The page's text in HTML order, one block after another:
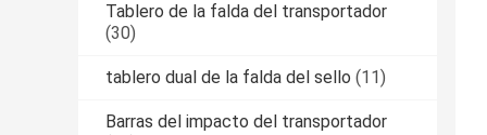
Tablero de la falda del transportador
(30)
tablero dual de la falda del sello (11)
Barras del impacto del transportador